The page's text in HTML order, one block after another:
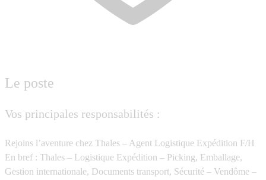
Le poste
Vos principales responsabilités :
Rejoins l’aventure chez Thales – Agent Logistique Expédition F/H
En bref : Thales – Logistique Expédition – Picking, Emballage,
Gestion internationale, Documents transport, Sécurité – Vendôme –